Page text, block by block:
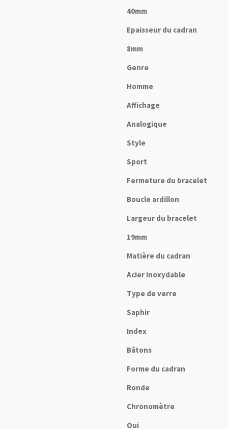
40mm
Epaisseur du cadran
8mm
Genre
Homme
Affichage
Analogique
Style
Sport
Fermeture du bracelet
Boucle ardillon
Largeur du bracelet
19mm
Matière du cadran
Acier inoxydable
Type de verre
Saphir
Index
Bâtons
Forme du cadran
Ronde
Chronomètre
Oui